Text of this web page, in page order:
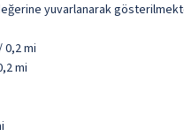
yuvarlanarak
0,2 mi
mi